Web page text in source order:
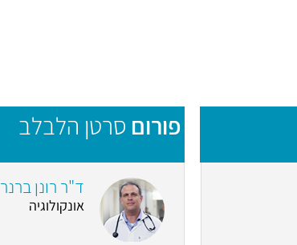
פורום סרטן הלבלב
ד"ר רונן ברנר
אונקולוגיה